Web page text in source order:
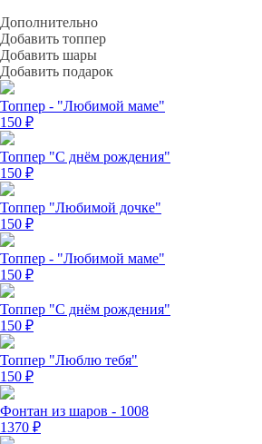
Дополнительно
Добавить топпер
Добавить шары
Добавить подарок
Топпер - "Любимой маме"
150 ₽
Топпер "С днём рождения"
150 ₽
Топпер "Любимой дочке"
150 ₽
Топпер - "Любимой маме"
150 ₽
Топпер "С днём рождения"
150 ₽
Топпер "Люблю тебя"
150 ₽
Фонтан из шаров - 1008
1370 ₽